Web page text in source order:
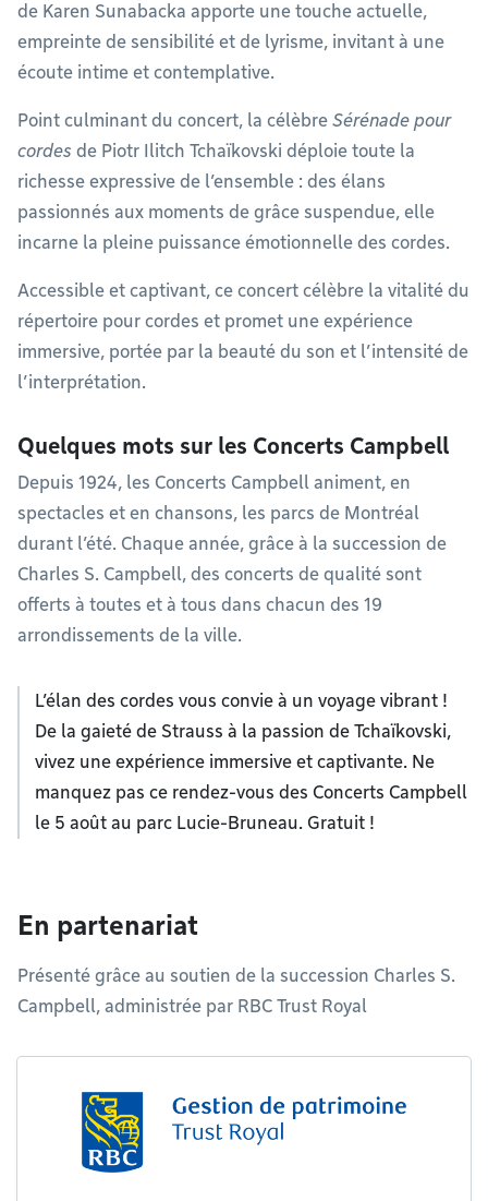
de Karen Sunabacka apporte une touche actuelle,
empreinte de sensibilité et de lyrisme, invitant à une
écoute intime et contemplative.
Point culminant du concert, la célèbre Sérénade pour
cordes de Piotr Ilitch Tchaïkovski déploie toute la
richesse expressive de l’ensemble : des élans
passionnés aux moments de grâce suspendue, elle
incarne la pleine puissance émotionnelle des cordes.
Accessible et captivant, ce concert célèbre la vitalité du
répertoire pour cordes et promet une expérience
immersive, portée par la beauté du son et l’intensité de
l’interprétation.
Quelques mots sur les Concerts Campbell
Depuis 1924, les Concerts Campbell animent, en
spectacles et en chansons, les parcs de Montréal
durant l’été. Chaque année, grâce à la succession de
Charles S. Campbell, des concerts de qualité sont
offerts à toutes et à tous dans chacun des 19
arrondissements de la ville.
L’élan des cordes vous convie à un voyage vibrant !
De la gaieté de Strauss à la passion de Tchaïkovski,
vivez une expérience immersive et captivante. Ne
manquez pas ce rendez-vous des Concerts Campbell
le 5 août au parc Lucie-Bruneau. Gratuit !
En partenariat
Présenté grâce au soutien de la succession Charles S.
Campbell, administrée par RBC Trust Royal